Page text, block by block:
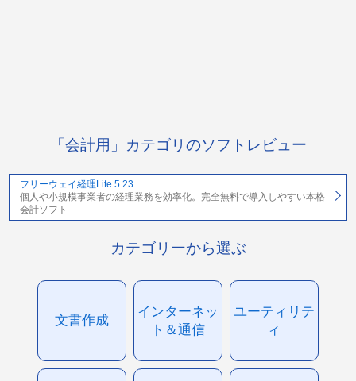
「会計用」カテゴリのソフトレビュー
フリーウェイ経理Lite 5.23
個人や小規模事業者の経理業務を効率化。完全無料で導入しやすい本格
会計ソフト
カテゴリーから選ぶ
文書作成
インターネッ
ト＆通信
ユーティリテ
ィ